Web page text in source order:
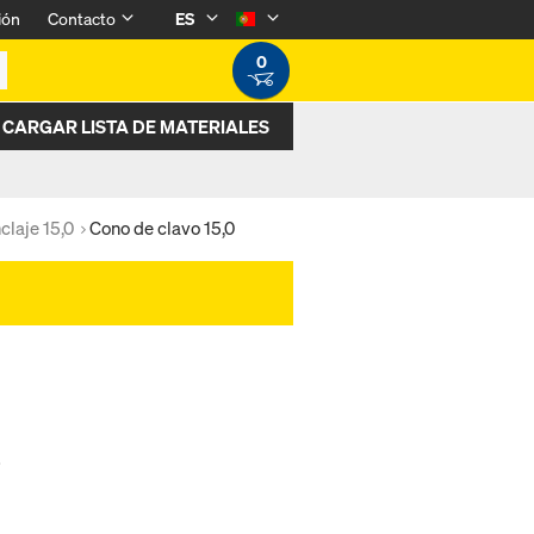
Contacto
ES
0
CARGAR LISTA DE MATERIALES
15,0 Cono de clavo 15,0